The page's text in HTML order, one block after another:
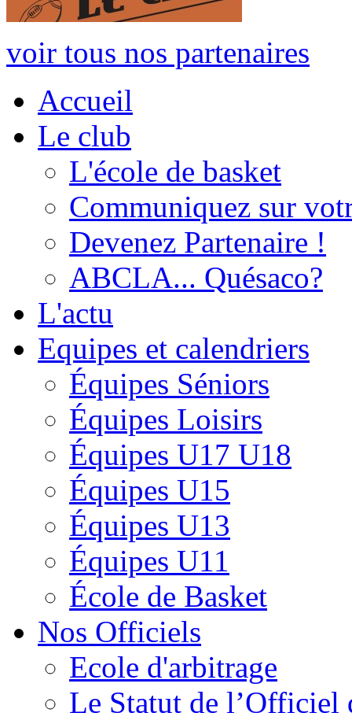
voir tous nos partenaires
Accueil
Le club
L'école de basket
Communiquez sur
Devenez Partenaire !
ABCLA... Quésaco?
L'actu
Equipes et calendriers
Équipes Séniors
Équipes Loisirs
Équipes U17 U18
Équipes U15
Équipes U13
Équipes U11
École de Basket
Nos Officiels
Ecole d'arbitrage
Le Statut de l’Officiel